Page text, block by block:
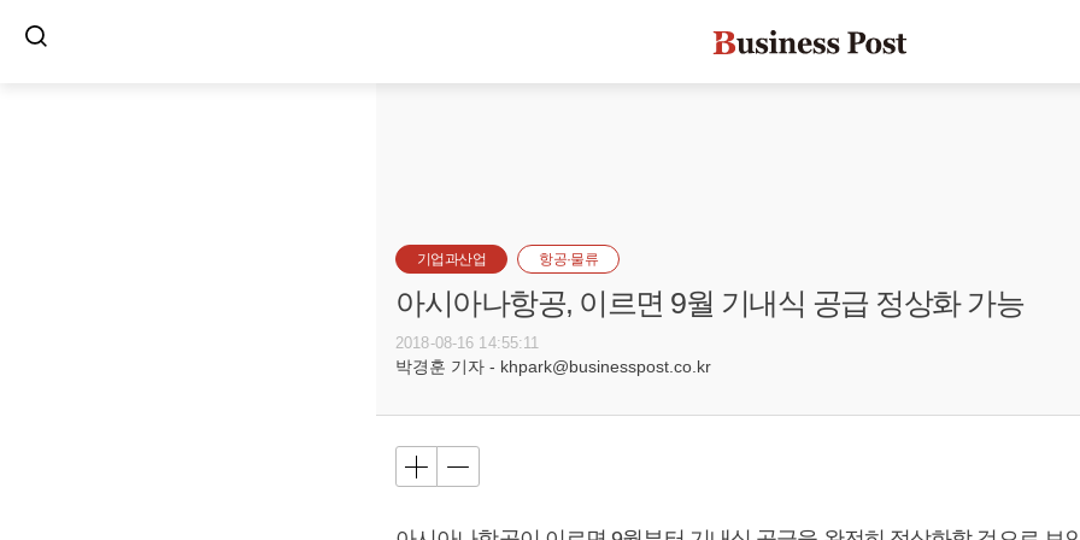
기업과산업 항공·물류
아시아나항공, 이르면 9월 기내식 공급 정상화 가능
2018-08-16 14:55:11
박경훈 기자 - khpark@businesspost.co.kr